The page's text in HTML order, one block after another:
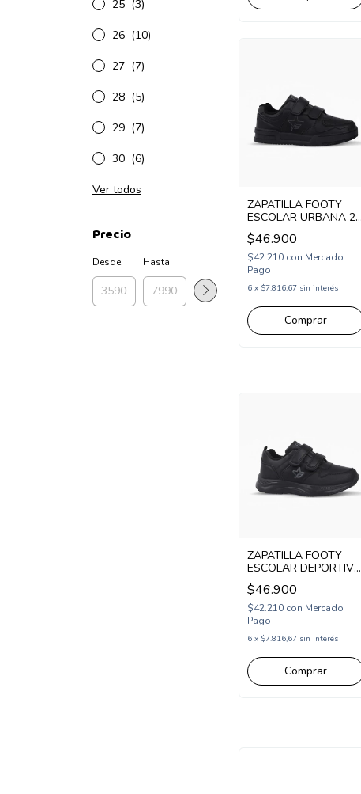
25 (3)
26 (10)
27 (7)
28 (5)
29 (7)
30 (6)
Ver todos
Precio
Desde Hasta
ZAPATILLA FOOTY
ESCOLAR URBANA 2
ABROJOS 26-34
NEGRO (SCH71/1N)
$46.900
$42.210 con Mercado
Pago
6 x $7.816,67 sin interés
Comprar
ZAPATILLA FOOTY
ESCOLAR DEPORTIVA
2 ABROJOS 26-34
NEGRO (SCH55/1N)
$46.900
$42.210 con Mercado
Pago
6 x $7.816,67 sin interés
Comprar